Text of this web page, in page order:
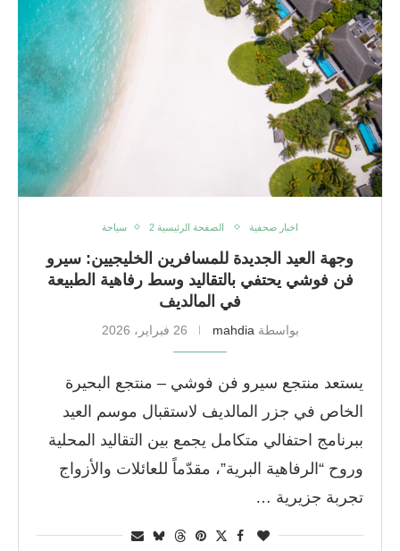
اخبار صحفية الصفحة الرئيسية 2 سياحة
وجهة العيد الجديدة للمسافرين الخليجيين: سيرو
فن فوشي يحتفي بالتقاليد وسط رفاهية الطبيعة
في المالديف
بواسطة mahdia 26 فبراير، 2026
يستعد منتجع سيرو فن فوشي – منتجع البحيرة
الخاص في جزر المالديف لاستقبال موسم العيد
ببرنامج احتفالي متكامل يجمع بين التقاليد المحلية
وروح “الرفاهية البرية”، مقدّماً للعائلات والأزواج
تجربة جزيرية …